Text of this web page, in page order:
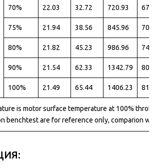
70% 22.03 32.72 720.93
75% 21.94 38.56 845.96
80% 21.82 45.23 986.96
90% 21.54 62.33 1342.79
100% 21.49 65.44 1406.23
is motor surface temperature at 100%
benchtest are for reference only, comparion